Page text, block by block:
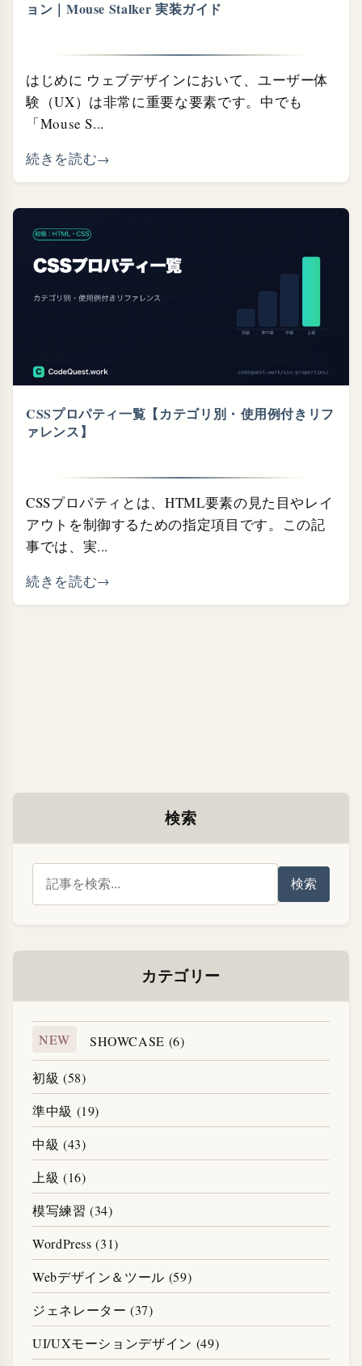
ョン｜Mouse Stalker 実装ガイド
はじめに ウェブデザインにおいて、ユーザー体
験（UX）は非常に重要な要素です。中でも
「Mouse S...
続きを読む
CSSプロパティ一覧【カテゴリ別・⁠使用例付きリフ
ァレンス】
CSSプロパティとは、HTML要素の見た目やレイ
アウトを制御するための指定項目です。この記
事では、実...
続きを読む
検索
検索
カテゴリー
NEW SHOWCASE (6)
初級 (58)
準中級 (19)
中級 (43)
上級 (16)
模写練習 (34)
WordPress (31)
Webデザイン＆ツール (59)
ジェネレーター (37)
UI/UXモーションデザイン (49)